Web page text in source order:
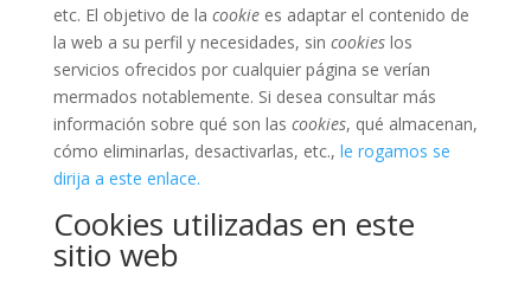
etc. El objetivo de la cookiees adaptar el contenido de
la web a su perfil y necesidades, sin cookieslos
servicios ofrecidos por cualquier página se verían
mermados notablemente. Si desea consultar más
información sobre qué son las cookies, qué almacenan,
cómo eliminarlas, desactivarlas, etc., le rogamos se
dirija a este enlace.
Cookies utilizadas en este
sitio web